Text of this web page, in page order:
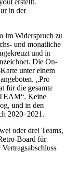
erstellt.
in der
im Widerspruch zu
und monatliche
und in
Die On-
unter einem
„Pro
für die gesamte
Keine
und in den
2020–2021.
oder drei Teams,
Board für